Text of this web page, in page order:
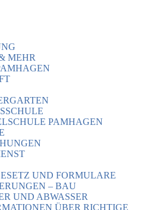
MEHR
PAMHAGEN
UND FORMULARE
– BAU
UND ABWASSER
ÜBER RICHTIGE